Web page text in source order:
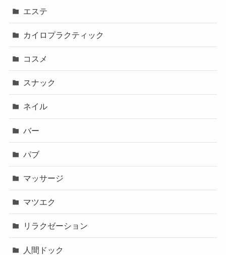
エステ
カイロプラクティック
コスメ
スナック
ネイル
バー
パブ
マッサージ
マツエク
リラクゼーション
人間ドック